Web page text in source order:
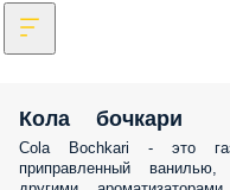
Кола бочкари
Cola Bochkari - это
приправленный